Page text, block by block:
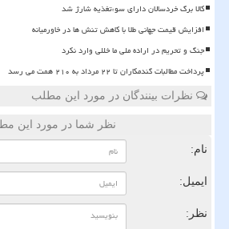
کالا برگ خردسالان دارای سوءتغذیه شارژ شد
افزایش قیمت جهانی طلا با کاهش تنش ها در خاورمیانه
جنگ و تحریم در اراده ملی ما خللی وارد نکرد
پرداخت مطالبات گندمکاران تا ۲۲ مرداد به ۲۱۰ همت می رسد
نظرات بینندگان در مورد این مطلب
نظر شما در مورد این
نام:
ایمیل:
نظر: